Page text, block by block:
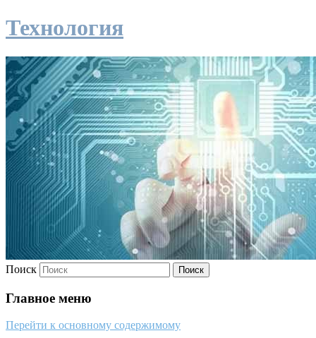
Технология
Поиск
Главное меню
Перейти к основному содержимому